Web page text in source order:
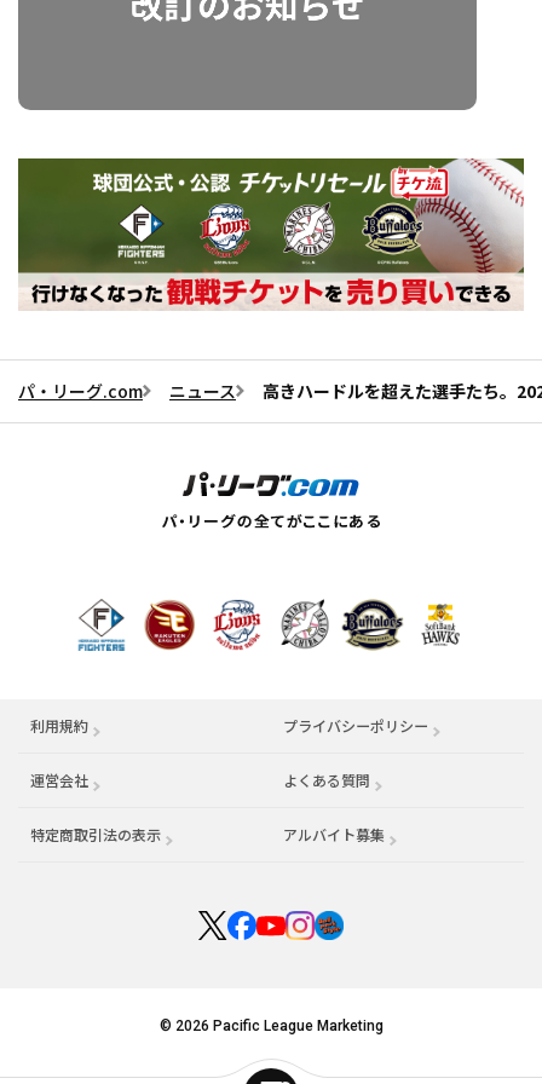
パ・リーグ.com ニュース 高きハードルを超えた選手たち。
利用規約 プライバシーポリシー
運営会社 （別ウィンドウで開く） よくある質問
特定商取引法の表示 アルバイト募集 （別ウィンドウで開く
© 2026 Pacific League Marketing